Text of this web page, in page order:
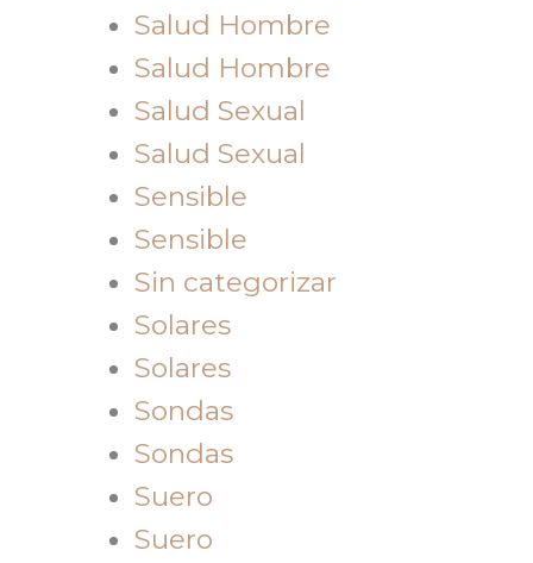
Salud Hombre
Salud Hombre
Salud Sexual
Salud Sexual
Sensible
Sensible
Sin categorizar
Solares
Solares
Sondas
Sondas
Suero
Suero